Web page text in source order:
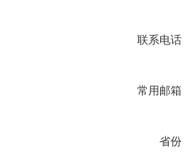
联系电话
常用邮箱
省份